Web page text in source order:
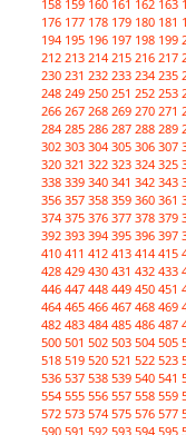
158 159 160 161 162 163
176 177 178 179 180 181
194 195 196 197 198 199
212 213 214 215 216 217
230 231 232 233 234 235
248 249 250 251 252 253
266 267 268 269 270 271
284 285 286 287 288 289
302 303 304 305 306 307
320 321 322 323 324 325
338 339 340 341 342 343
356 357 358 359 360 361
374 375 376 377 378 379
392 393 394 395 396 397
410 411 412 413 414 415
428 429 430 431 432 433
446 447 448 449 450 451
464 465 466 467 468 469
482 483 484 485 486 487
500 501 502 503 504 505
518 519 520 521 522 523
536 537 538 539 540 541
554 555 556 557 558 559
572 573 574 575 576 577
590 591 592 593 594 595